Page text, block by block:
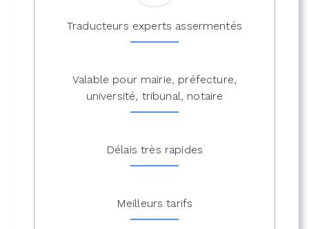
Traducteurs experts assermentés
Valable pour mairie, préfecture,
université, tribunal, notaire
Délais très rapides
Meilleurs tarifs